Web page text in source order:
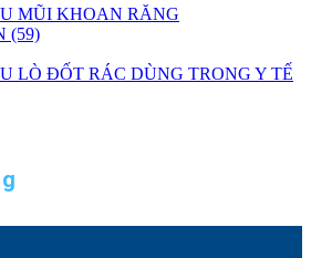
MŨI KHOAN RĂNG
LÒ ĐỐT RÁC DÙNG TRONG Y TẾ